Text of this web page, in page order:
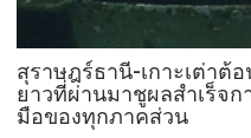
สุราษฎร์ธานี-เกาะเต่าต้
ยาวที่ผ่านมาชูผลสำเร็จ
มือของทุกภาคส่วน